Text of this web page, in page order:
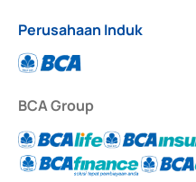
Perusahaan Induk
BCA Group